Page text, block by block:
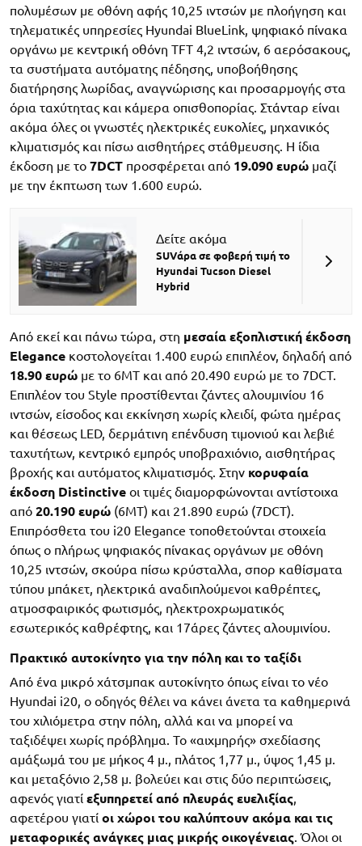
πολυμέσων με οθόνη αφής 10,25 ιντσών με πλοήγηση και
τηλεματικές υπηρεσίες Hyundai BlueLink, ψηφιακό πίνακα
οργάνω με κεντρική οθόνη TFT 4,2 ιντσών, 6 αερόσακους,
τα συστήματα αυτόματης πέδησης, υποβοήθησης
διατήρησης λωρίδας, αναγνώρισης και προσαρμογής στα
όρια ταχύτητας και κάμερα οπισθοπορίας. Στάνταρ είναι
ακόμα όλες οι γνωστές ηλεκτρικές ευκολίες, μηχανικός
κλιματισμός και πίσω αισθητήρες στάθμευσης. Η ίδια
έκδοση με το 7DCT προσφέρεται από 19.090 ευρώ μαζί
με την έκπτωση των 1.600 ευρώ.
Δείτε ακόμα
SUVάρα σε φοβερή τιμή το
Hyundai Tucson Diesel
Hybrid
Από εκεί και πάνω τώρα, στη μεσαία εξοπλιστική έκδοση
Elegance κοστολογείται 1.400 ευρώ επιπλέον, δηλαδή από
18.90 ευρώ με το 6MT και από 20.490 ευρώ με το 7DCT.
Επιπλέον του Style προστίθενται ζάντες αλουμινίου 16
ιντσών, είσοδος και εκκίνηση χωρίς κλειδί, φώτα ημέρας
και θέσεως LED, δερμάτινη επένδυση τιμονιού και λεβιέ
ταχυτήτων, κεντρικό εμπρός υποβραχιόνιο, αισθητήρας
βροχής και αυτόματος κλιματισμός. Στην κορυφαία
έκδοση Distinctive οι τιμές διαμορφώνονται αντίστοιχα
από 20.190 ευρώ (6MT) και 21.890 ευρώ (7DCT).
Επιπρόσθετα του i20 Elegance τοποθετούνται στοιχεία
όπως ο πλήρως ψηφιακός πίνακας οργάνων με οθόνη
10,25 ιντσών, σκούρα πίσω κρύσταλλα, σπορ καθίσματα
τύπου μπάκετ, ηλεκτρικά αναδιπλούμενοι καθρέπτες,
ατμοσφαιρικός φωτισμός, ηλεκτροχρωματικός
εσωτερικός καθρέφτης, και 17άρες ζάντες αλουμινίου.
Πρακτικό αυτοκίνητο για την πόλη και το ταξίδι
Από ένα μικρό χάτσμπακ αυτοκίνητο όπως είναι το νέο
Hyundai i20, ο οδηγός θέλει να κάνει άνετα τα καθημερινά
του χιλιόμετρα στην πόλη, αλλά και να μπορεί να
ταξιδέψει χωρίς πρόβλημα. Το «αιχμηρής» σχεδίασης
αμάξωμά του με μήκος 4 μ., πλάτος 1,77 μ., ύψος 1,45 μ.
και μεταξόνιο 2,58 μ. βολεύει και στις δύο περιπτώσεις,
αφενός γιατί εξυπηρετεί από πλευράς ευελιξίας,
αφετέρου γιατί οι χώροι του καλύπτουν ακόμα και τις
μεταφορικές ανάγκες μιας μικρής οικογένειας. Όλοι οι